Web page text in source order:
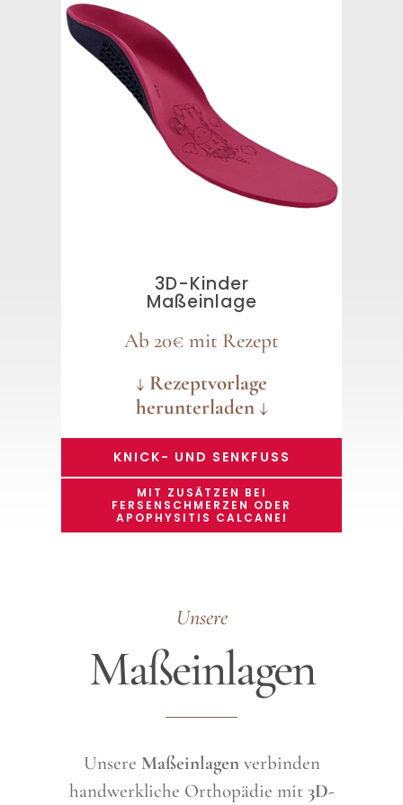
3D-Kinder
Maßeinlage
Ab 20€ mit Rezept
↓ Rezeptvorlage
herunterladen ↓
KNICK- UND SENKFUSS
MIT ZUSÄTZEN BEI
FERSENSCHMERZEN ODER
APOPHYSITIS CALCANEI
Unsere
Maßeinlagen
Unsere Maßeinlagenverbinden
handwerkliche Orthopädie mit 3D-